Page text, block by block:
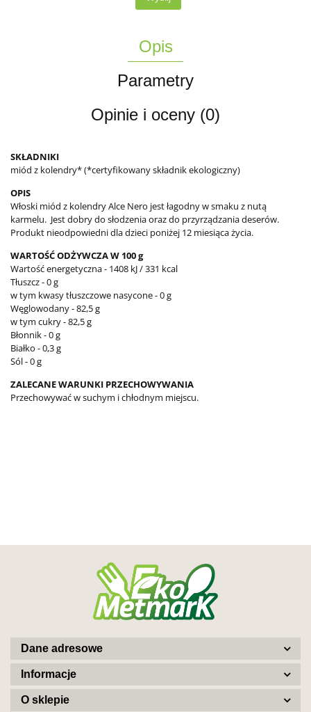
Opis
Parametry
Opinie i oceny (0)
SKŁADNIKI
miód z kolendry* (*certyfikowany składnik ekologiczny)
OPIS
Włoski miód z kolendry Alce Nero jest łagodny w smaku z nutą
karmelu. Jest dobry do słodzenia oraz do przyrządzania deserów.
Produkt nieodpowiedni dla dzieci poniżej 12 miesiąca życia.
WARTOŚĆ ODŻYWCZA W 100 g
Wartość energetyczna - 1408 kJ / 331 kcal
Tłuszcz - 0 g
w tym kwasy tłuszczowe nasycone - 0 g
Węglowodany - 82,5 g
w tym cukry - 82,5 g
Błonnik - 0 g
Białko - 0,3 g
Sól - 0 g
ZALECANE WARUNKI PRZECHOWYWANIA
Przechowywać w suchym i chłodnym miejscu.
Dane adresowe
Informacje
O sklepie